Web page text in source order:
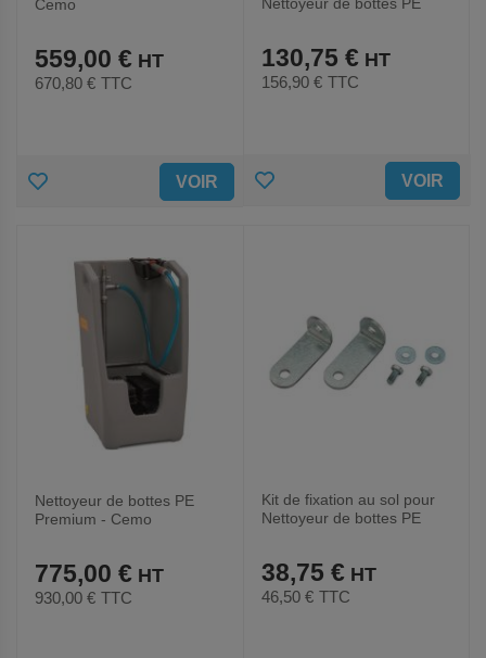
Cemo
559,00 €
670,80 € TTC
AJOUTER
FAVORIS
VOIR
130,75 €
156,90 € TTC
AJOUTER VOIR
Nettoyeur de bottes PE
Premium - Cemo
775,00 €
930,00 € TTC
Kit de fixation au sol pour
Nettoyeur de bottes PE
38,75 €
46,50 € TTC